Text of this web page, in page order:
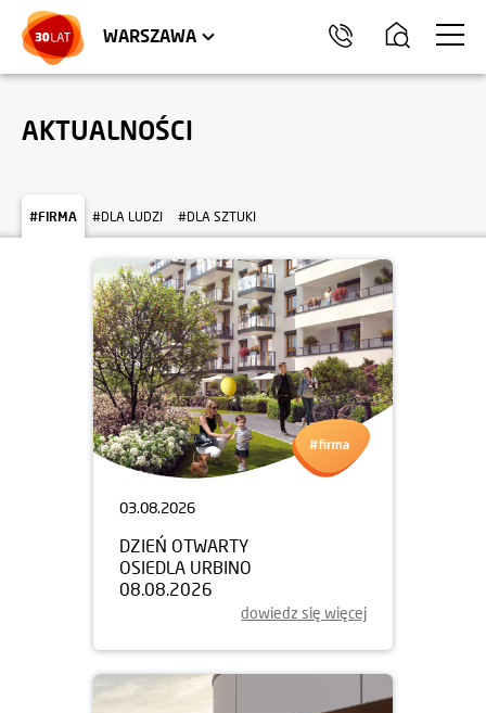
WARSZAWA
HEL
AKTUALNOŚCI
#FIRMA #DLA LUDZI #DLA SZTUKI
03.08.2026
DZIEŃ OTWARTY
OSIEDLA URBINO
08.08.2026
dowiedz się więcej